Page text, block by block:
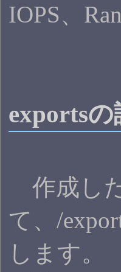
IOPS、
exportsの
作成し
て、/
します。